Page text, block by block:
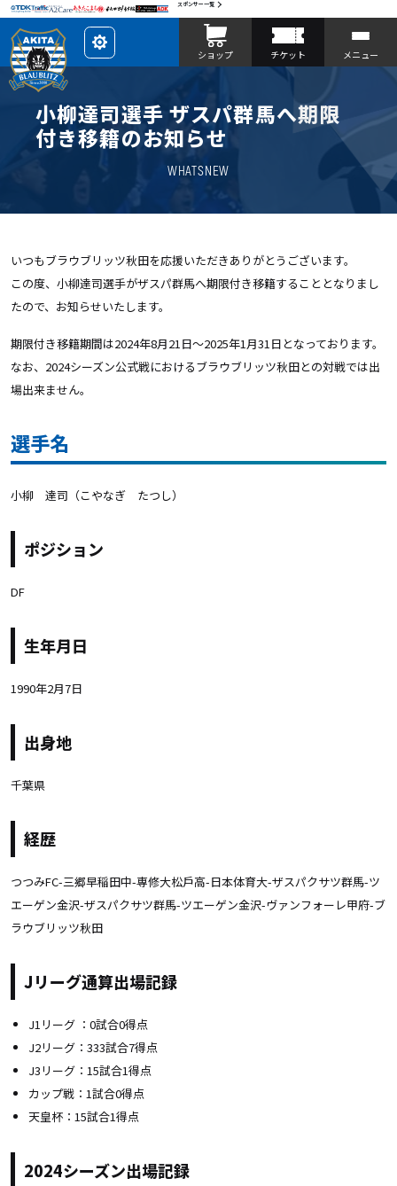
スポンサー一覧
レ
イ
ア
を
カ
ス
タ
マ
ショップ チケット メニュー
小柳達司選手 ザスパ群馬へ期限
付き移籍のお知らせ
WHATSNEW
いつもブラウブリッツ秋田を応援いただきありがとうございます。
この度、小柳達司選手がザスパ群馬へ期限付き移籍することとなりまし
たので、お知らせいたします。
期限付き移籍期間は2024年8月21日～2025年1月31日となっております。
なお、2024シーズン公式戦におけるブラウブリッツ秋田との対戦では出
場出来ません。
選手名
小柳 達司（こやなぎ たつし）
ポジション
DF
生年月日
1990年2月7日
出身地
千葉県
経歴
つつみFC-三郷早稲田中-専修大松戶高-日本体育大-ザスパクサツ群馬-ツ
エーゲン金沢-ザスパクサツ群馬-ツエーゲン金沢-ヴァンフォーレ甲府-ブ
ラウブリッツ秋田
Jリーグ通算出場記録
J1リーグ ：0試合0得点
J2リーグ：333試合7得点
J3リーグ：15試合1得点
カップ戦：1試合0得点
天皇杯：15試合1得点
2024シーズン出場記録